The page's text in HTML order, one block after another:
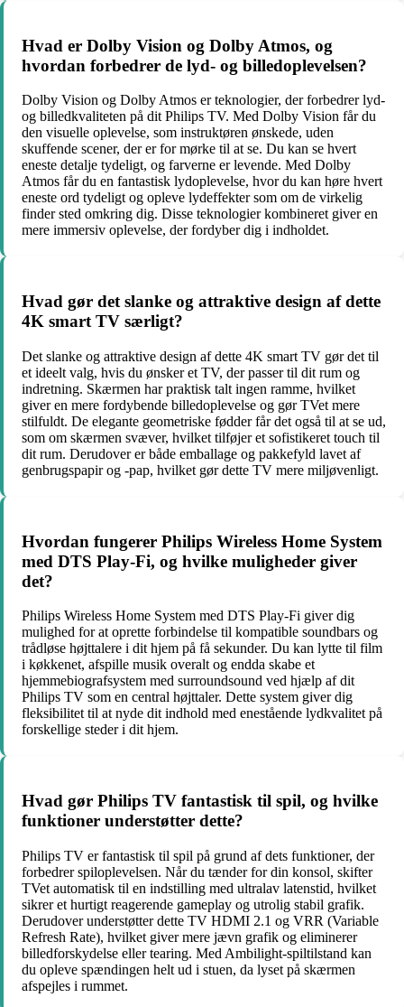
Hvad er Dolby Vision og Dolby Atmos, og
hvordan forbedrer de lyd- og billedoplevelsen?
Dolby Vision og Dolby Atmos er teknologier, der forbedrer lyd-
og billedkvaliteten på dit Philips TV. Med Dolby Vision får du
den visuelle oplevelse, som instruktøren ønskede, uden
skuffende scener, der er for mørke til at se. Du kan se hvert
eneste detalje tydeligt, og farverne er levende. Med Dolby
Atmos får du en fantastisk lydoplevelse, hvor du kan høre hvert
eneste ord tydeligt og opleve lydeffekter som om de virkelig
finder sted omkring dig. Disse teknologier kombineret giver en
mere immersiv oplevelse, der fordyber dig i indholdet.
Hvad gør det slanke og attraktive design af dette
4K smart TV særligt?
Det slanke og attraktive design af dette 4K smart TV gør det til
et ideelt valg, hvis du ønsker et TV, der passer til dit rum og
indretning. Skærmen har praktisk talt ingen ramme, hvilket
giver en mere fordybende billedoplevelse og gør TVet mere
stilfuldt. De elegante geometriske fødder får det også til at se ud,
som om skærmen svæver, hvilket tilføjer et sofistikeret touch til
dit rum. Derudover er både emballage og pakkefyld lavet af
genbrugspapir og -pap, hvilket gør dette TV mere miljøvenligt.
Hvordan fungerer Philips Wireless Home System
med DTS Play-Fi, og hvilke muligheder giver
det?
Philips Wireless Home System med DTS Play-Fi giver dig
mulighed for at oprette forbindelse til kompatible soundbars og
trådløse højttalere i dit hjem på få sekunder. Du kan lytte til film
i køkkenet, afspille musik overalt og endda skabe et
hjemmebiografsystem med surroundsound ved hjælp af dit
Philips TV som en central højttaler. Dette system giver dig
fleksibilitet til at nyde dit indhold med enestående lydkvalitet på
forskellige steder i dit hjem.
Hvad gør Philips TV fantastisk til spil, og hvilke
funktioner understøtter dette?
Philips TV er fantastisk til spil på grund af dets funktioner, der
forbedrer spiloplevelsen. Når du tænder for din konsol, skifter
TVet automatisk til en indstilling med ultralav latenstid, hvilket
sikrer et hurtigt reagerende gameplay og utrolig stabil grafik.
Derudover understøtter dette TV HDMI 2.1 og VRR (Variable
Refresh Rate), hvilket giver mere jævn grafik og eliminerer
billedforskydelse eller tearing. Med Ambilight-spiltilstand kan
du opleve spændingen helt ud i stuen, da lyset på skærmen
afspejles i rummet.